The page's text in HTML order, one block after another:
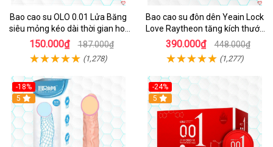
Bao cao su OLO 0.01 Lửa Băng
siêu mỏng kéo dài thời gian hot
lạnh trải nghiệm
150.000₫ 187.000₫
(1,278)
Bao cao su đôn dên Yeain Lock
Love Raytheon tăng kích thước
thoả mãn
390.000₫ 448.000₫
(1,277)
-18%
5
-24%
Hot
5